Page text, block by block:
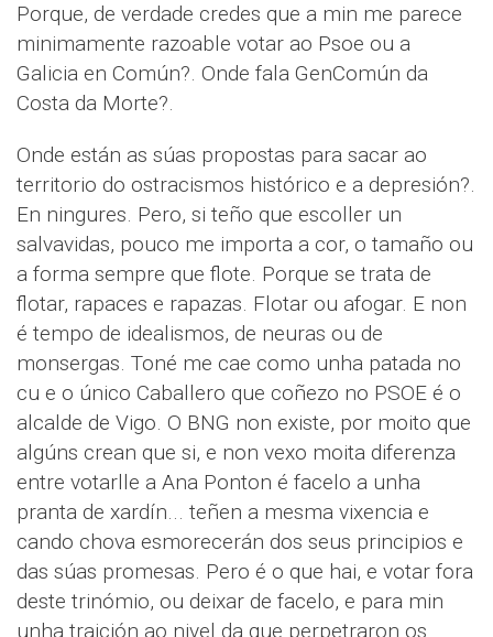
Porque, de verdade credes que a min me parece
minimamente razoable votar ao Psoe ou a
Galicia en Común?. Onde fala GenComún da
Costa da Morte?.
Onde están as súas propostas para sacar ao
territorio do ostracismos histórico e a depresión?.
En ningures. Pero, si teño que escoller un
salvavidas, pouco me importa a cor, o tamaño ou
a forma sempre que flote. Porque se trata de
flotar, rapaces e rapazas. Flotar ou afogar. E non
é tempo de idealismos, de neuras ou de
monsergas. Toné me cae como unha patada no
cu e o único Caballero que coñezo no PSOE é o
alcalde de Vigo. O BNG non existe, por moito que
algúns crean que si, e non vexo moita diferenza
entre votarlle a Ana Ponton é facelo a unha
pranta de xardín... teñen a mesma vixencia e
cando chova esmorecerán dos seus principios e
das súas promesas. Pero é o que hai, e votar fora
deste trinómio, ou deixar de facelo, e para min
unha traición ao nivel da que perpetraron os